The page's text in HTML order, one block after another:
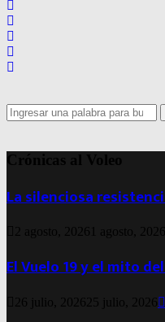
Search
for:
Crónicas al Voleo
La silenciosa
2 agosto, 2026 1 agosto, 2026
El Vuelo 19 y el mito
26 julio, 2026 25 julio, 2026